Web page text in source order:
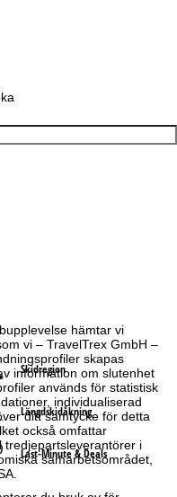
hämtar vi
vi – TravelTrex GmbH –
skapas
information om slutenhet
används för statistisk
individualiserad
ditt samtycke för detta
också omfattar
tredjepartsleverantörer i
samarbetsområdet,
Skidregion
Längdskidåkning
Last-Minute & Deals